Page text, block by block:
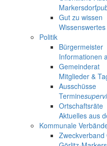
Markersdorf
Gut zu wissen
Politik
Bürgermeister
Informationen
Gemeinderat
Mitglieder &
Ausschüsse
Termine
Ortschaftsräte
Aktuelles aus
Kommunale